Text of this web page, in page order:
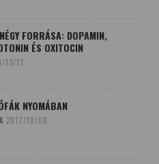
FORRÁSA: DOPAMIN,
ÉS OXITOCIN
12/12
NYOMÁBAN
2017/10/08